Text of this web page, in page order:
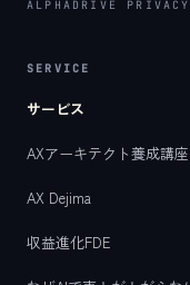
ALPHADRIVE PRIVACY
SERVICE
サービス
AXアーキテクト養成講座
AX Dejima
収益進化FDE